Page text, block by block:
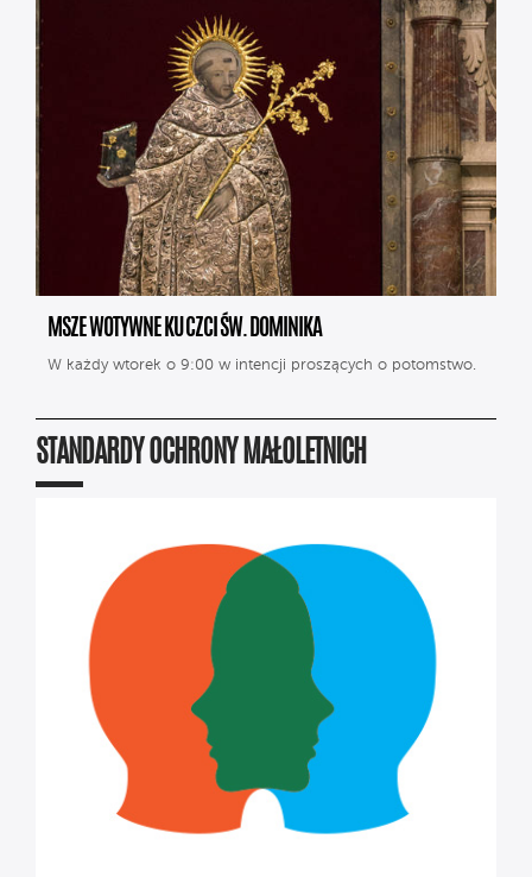
MSZE WOTYWNE KU CZCI ŚW. DOMINIKA
W każdy wtorek o 9:00 w intencji proszących o potomstwo.
STANDARDY OCHRONY MAŁOLETNICH